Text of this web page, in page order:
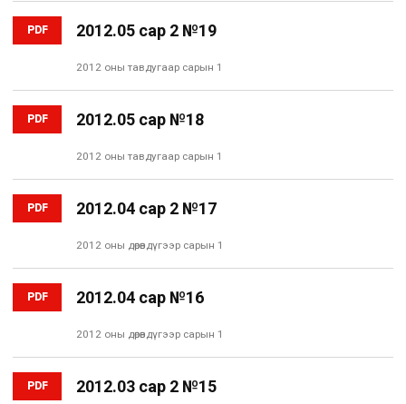
PDF 2012.05 сар 2 №19
2012 оны тавдугаар сарын 1
PDF 2012.05 сар №18
2012 оны тавдугаар сарын 1
PDF 2012.04 сар 2 №17
2012 оны дөрөвдүгээр сарын 1
PDF 2012.04 сар №16
2012 оны дөрөвдүгээр сарын 1
PDF 2012.03 сар 2 №15